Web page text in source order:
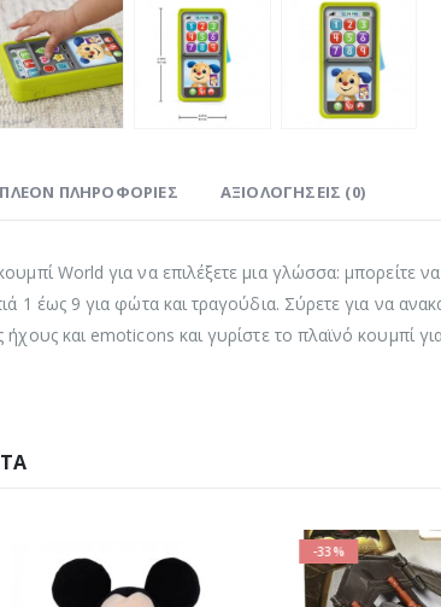
ΠΛΗΡΟΦΟΡΊΕΣ ΑΞΙΟΛΟΓΉΣΕΙΣ (0)
World για να επιλέξετε μια γλώσσα: μπορείτε
1 έως 9 για φώτα και τραγούδια. Σύρετε για να
ήχους και emoticons και γυρίστε το πλαϊνό κουμπί